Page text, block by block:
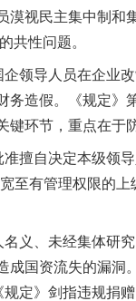
视民主集中制和
共性问题。
领导人员在企业
造假。《规定
环节，重点在于
自决定本级领
至有管理权限的
义、未经集体研
国资流失的漏洞
定》剑指违规捐